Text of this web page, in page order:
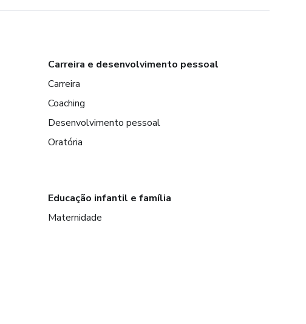
Carreira e desenvolvimento pessoal
Carreira
Coaching
Desenvolvimento pessoal
Oratória
Educação infantil e família
Maternidade